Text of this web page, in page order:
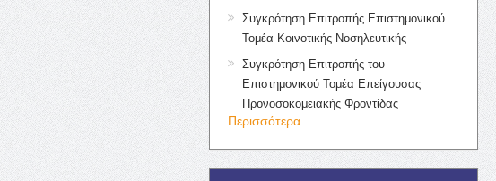
Συγκρότηση Επιτροπής Επιστημονικού
Τομέα Κοινοτικής Νοσηλευτικής
Συγκρότηση Επιτροπής του
Επιστημονικού Τομέα Επείγουσας
Προνοσοκομειακής Φροντίδας
Περισσότερα